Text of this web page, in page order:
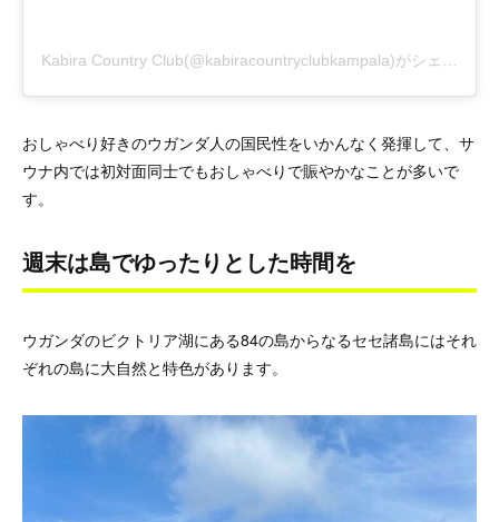
おしゃべり好きのウガンダ人の国民性をいかんなく発揮して、サ
ウナ内では初対面同士でもおしゃべりで賑やかなことが多いで
す。
週末は島でゆったりとした時間を
ウガンダのビクトリア湖にある84の島からなるセセ諸島にはそれ
ぞれの島に大自然と特色があります。